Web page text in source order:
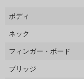
ボディ
ネック
フィンガー・ボード
ブリッジ